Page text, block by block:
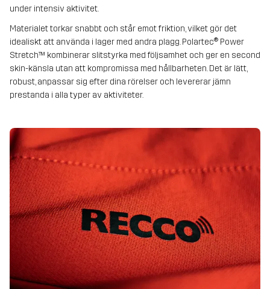
under intensiv aktivitet.
Materialet torkar snabbt och står emot friktion, vilket gör det
idealiskt att använda i lager med andra plagg. Polartec® Power
Stretch™ kombinerar slitstyrka med följsamhet och ger en second
skin-känsla utan att kompromissa med hållbarheten. Det är lätt,
robust, anpassar sig efter dina rörelser och levererar jämn
prestanda i alla typer av aktiviteter.